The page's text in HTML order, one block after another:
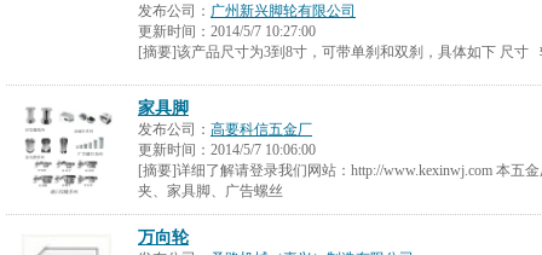
发布公司： 广州新兴脚轮有限公司
更新时间： 2014/5/7 10:27:00
[摘要]该产品尺寸为3到8寸，可带单刹和双刹，具体如下
家具脚
发布公司： 高要科信五金厂
更新时间： 2014/5/7 10:06:00
[摘要]详细了解请登录我们网站：http://www.kexinwj.com 本五
夹、家具脚、广告螺丝
万向轮